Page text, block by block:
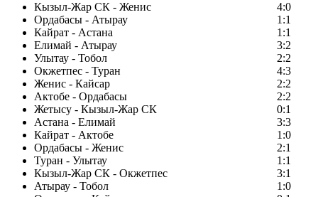
Кызыл-Жар СК - Женис
4:0
Ордабасы - Атырау
1:1
Кайрат - Астана
1:1
Елимай - Атырау
3:2
Улытау - Тобол
2:2
Окжетпес - Туран
4:3
Женис - Кайсар
2:2
Актобе - Ордабасы
2:2
Жетысу - Кызыл-Жар СК
0:1
Астана - Елимай
3:3
Кайрат - Актобе
1:0
Ордабасы - Женис
2:1
Туран - Улытау
1:1
Кызыл-Жар СК - Окжетпес
3:1
Атырау - Тобол
1:0